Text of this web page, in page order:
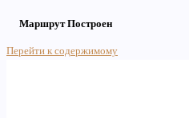
Маршрут Построен
Перейти к содержимому